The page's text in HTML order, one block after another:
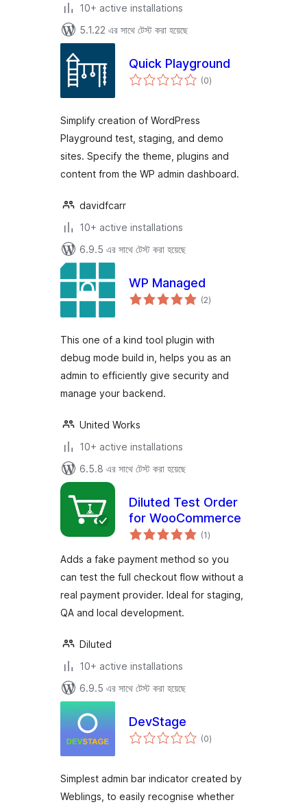
10+ active installations
5.1.22 এর সাথে টেস্ট করা হয়েছে
Quick Playground
(0total
ratings
)
Simplify creation of WordPress
Playground test, staging, and demo
sites. Specify the theme, plugins and
content from the WP admin dashboard.
davidfcarr
10+ active installations
6.9.5 এর সাথে টেস্ট করা হয়েছে
WP Managed
(2total
ratings
)
This one of a kind tool plugin with
debug mode build in, helps you as an
admin to efficiently give security and
manage your backend.
United Works
10+ active installations
6.5.8 এর সাথে টেস্ট করা হয়েছে
Diluted Test Order
for WooCommerce
(1total
ratings
)
Adds a fake payment method so you
can test the full checkout flow without a
real payment provider. Ideal for staging,
QA and local development.
Diluted
10+ active installations
6.9.5 এর সাথে টেস্ট করা হয়েছে
DevStage
(0total
ratings
)
Simplest admin bar indicator created by
Weblings, to easily recognise whether